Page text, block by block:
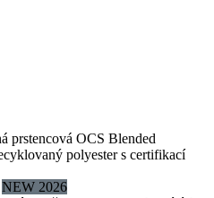
prstencová OCS Blended
polyester s certifikací
NEW 2026